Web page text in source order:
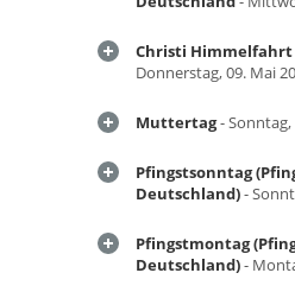
Christi
Donnerstag, 09. Mai
Muttertag- Sonntag,
Pfingstsonntag
Deutschland)-
Pfingstmontag
Deutschland)-